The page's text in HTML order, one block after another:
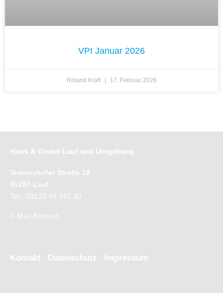
VPI Januar 2026
Roland Kraft 17. Februar 2026
Haus & Grund Lauf und Umgebung
Simonshofer Straße 18
91207 Lauf
Tel.: 09123 99 897 80
E-Mail-Kontakt
Kontakt Datenschutz Impressum